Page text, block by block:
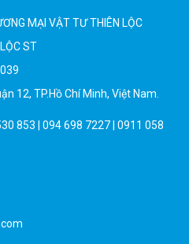
MẠI VẬT TƯ THIÊN LỘC
ST
12, TP.Hồ Chí Minh, Việt Nam.
853 | 094 698 7227 | 0911 058